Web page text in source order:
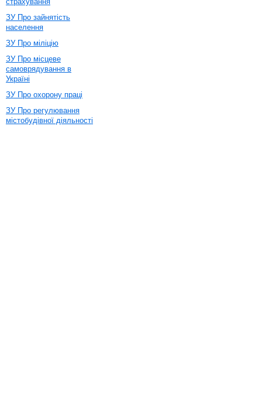
ЗУ Про зайнятість
населення
ЗУ Про міліцію
ЗУ Про місцеве
самоврядування в
Україні
ЗУ Про охорону праці
ЗУ Про регулювання
містобудівної діяльності